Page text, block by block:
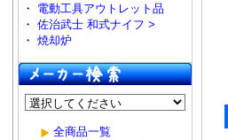
・ 電動工具アウトレット品
・ 佐治武士 和式ナイフ >
・ 焼却炉
全商品一覧